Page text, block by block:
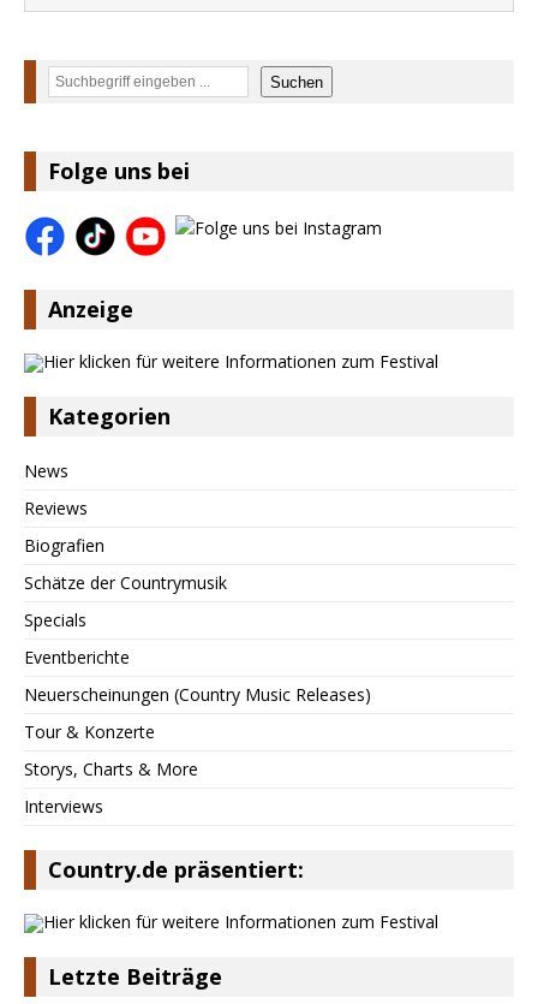
Suchen Suchen
Folge uns bei
Anzeige
Kategorien
News
Reviews
Biografien
Schätze der Countrymusik
Specials
Eventberichte
Neuerscheinungen (Country Music Releases)
Tour & Konzerte
Storys, Charts & More
Interviews
Country.de präsentiert:
Letzte Beiträge